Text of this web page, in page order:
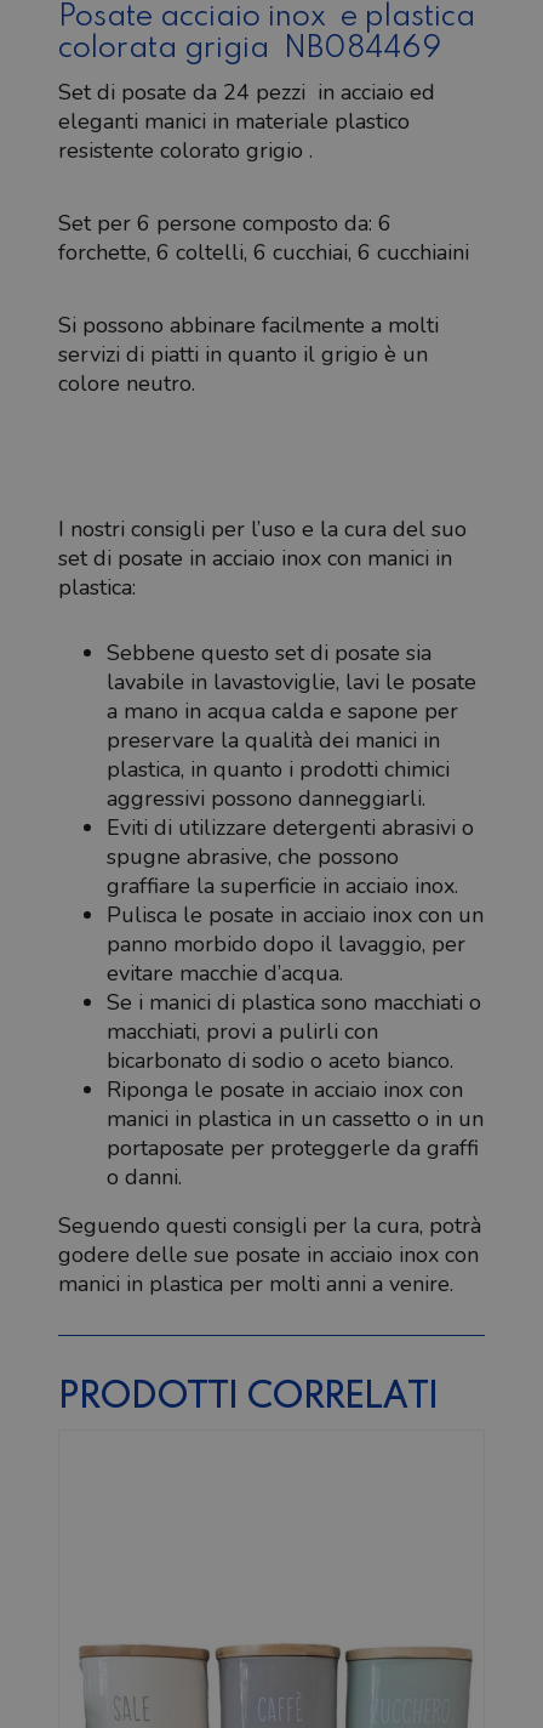
Posate acciaio inox e plastica
colorata grigia NB084469
Set di posate da 24 pezzi in acciaio ed
eleganti manici in materiale plastico
resistente colorato grigio .
Set per 6 persone composto da: 6
forchette, 6 coltelli, 6 cucchiai, 6 cucchiaini
Si possono abbinare facilmente a molti
servizi di piatti in quanto il grigio è un
colore neutro.
I nostri consigli per l’uso e la cura del suo
set di posate in acciaio inox con manici in
plastica:
Sebbene questo set di posate sia
lavabile in lavastoviglie, lavi le posate
a mano in acqua calda e sapone per
preservare la qualità dei manici in
plastica, in quanto i prodotti chimici
aggressivi possono danneggiarli.
Eviti di utilizzare detergenti abrasivi o
spugne abrasive, che possono
graffiare la superficie in acciaio inox.
Pulisca le posate in acciaio inox con un
panno morbido dopo il lavaggio, per
evitare macchie d’acqua.
Se i manici di plastica sono macchiati o
macchiati, provi a pulirli con
bicarbonato di sodio o aceto bianco.
Riponga le posate in acciaio inox con
manici in plastica in un cassetto o in un
portaposate per proteggerle da graffi
o danni.
Seguendo questi consigli per la cura, potrà
godere delle sue posate in acciaio inox con
manici in plastica per molti anni a venire.
PRODOTTI CORRELATI